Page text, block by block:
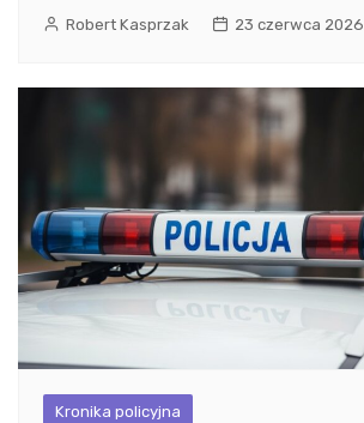
Robert Kasprzak 23 czerwca 2026
Kronika policyjna